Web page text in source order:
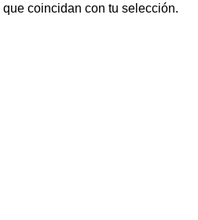
coincidan con tu selección.